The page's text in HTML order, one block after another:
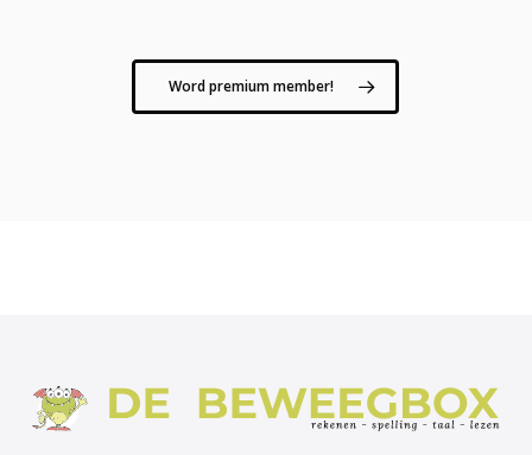
Word premium member!